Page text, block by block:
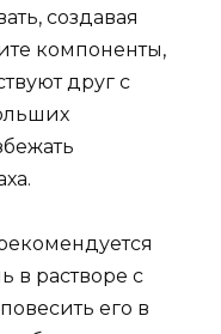
создавая
компоненты,
друг с
в растворе с
его в